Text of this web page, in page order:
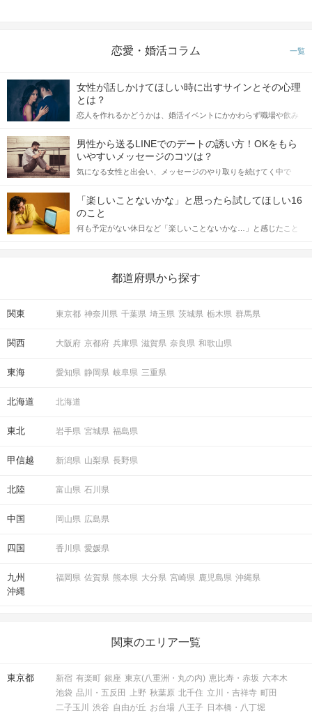
恋愛・婚活コラム 一覧
女性が話しかけてほしい時に出すサインとその心理
とは？
恋人を作れるかどうかは、婚活イベントにかかわらず職場や飲み
てアプローチできるかにも左右されます。 これから恋人作りを本
格的に始めようとしている方は、女性が異性を求めて出すサイン
をしっかりと理解し、正しい行動に移せるかどうかが重要。 この
記事では、女性が話しかけて欲しい時に出すサインとその心理を
合にどのような行動に繋げるべきかをご紹介していきます。
男性から送るLINEでのデートの誘い方！OKをもら
いやすいメッセージのコツは？
気になる女性と出会い、メッセージのやり取りを続けてく中で
しかし、中には「どう誘ったらいいの？」とお困りの男性もいら
っしゃるのではないでしょうか。 そこで今回は、男性から女性へ
送るLINEでのデートの誘い方のコツをご紹介します。例文も混じ
えながら解説するので、ぜひ参考にしてください。
「楽しいことないかな」と思ったら試してほしい16
のこと
何も予定がない休日など「楽しいことないかな…」と感じたこと
の楽しいことアイデアを集めました♪ いままさに楽しいことを探し
都道府県から探す
関東 東京都 神奈川県 千葉県 埼玉県 茨城県 栃木県 群馬県
関西 大阪府 京都府 兵庫県 滋賀県 奈良県 和歌山県
東海 愛知県 静岡県 岐阜県 三重県
北海道 北海道
東北 岩手県 宮城県 福島県
甲信越 新潟県 山梨県 長野県
北陸 富山県 石川県
中国 岡山県 広島県
四国 香川県 愛媛県
九州
沖縄
福岡県 佐賀県 熊本県 大分県 宮崎県 鹿児島県 沖縄県
関東のエリア一覧
東京都 新宿 有楽町 銀座 東京(八重洲・丸の内) 恵比寿・赤坂 六本木
池袋 品川・五反田 上野 秋葉原 北千住 立川・吉祥寺 町田
二子玉川
渋谷 自由が丘 お台場 八王子 日本橋・八丁堀